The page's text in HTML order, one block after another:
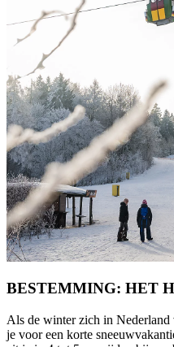
BESTEMMING: HET
Als de winter zich in
je voor een korte